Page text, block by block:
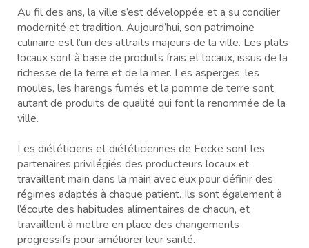
Au fil des ans, la ville s’est développée et a su concilier
modernité et tradition. Aujourd’hui, son patrimoine
culinaire est l’un des attraits majeurs de la ville. Les plats
locaux sont à base de produits frais et locaux, issus de la
richesse de la terre et de la mer. Les asperges, les
moules, les harengs fumés et la pomme de terre sont
autant de produits de qualité qui font la renommée de la
ville.
Les diététiciens et diététiciennes de Eecke sont les
partenaires privilégiés des producteurs locaux et
travaillent main dans la main avec eux pour définir des
régimes adaptés à chaque patient. Ils sont également à
l’écoute des habitudes alimentaires de chacun, et
travaillent à mettre en place des changements
progressifs pour améliorer leur santé.